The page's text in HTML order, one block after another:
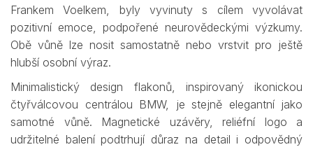
Frankem Voelkem, byly vyvinuty s cílem vyvolávat
pozitivní emoce, podpořené neurovědeckými výzkumy.
Obě vůně lze nosit samostatně nebo vrstvit pro ještě
hlubší osobní výraz.
Minimalistický design flakonů, inspirovaný ikonickou
čtyřválcovou centrálou BMW, je stejně elegantní jako
samotné vůně. Magnetické uzávěry, reliéfní logo a
udržitelné balení podtrhují důraz na detail i odpovědný